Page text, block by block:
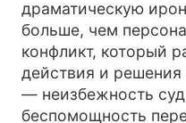
драматическую
больше, чем
конфликт, который
действия и
— неизбежность
беспомощность